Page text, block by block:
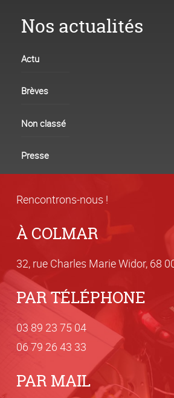
Nos actualités
Actu
Brèves
Non classé
Presse
Rencontrons-nous !
À COLMAR
32, rue Charles Marie Widor, 68
PAR TÉLÉPHONE
03 89 23 75 04
06 79 26 43 33
PAR MAIL